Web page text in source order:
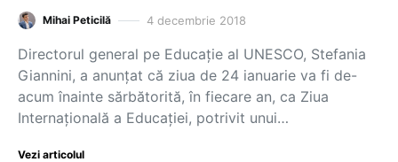
Mihai Peticilă 4 decembrie 2018
Directorul general pe Educație al UNESCO, Stefania
Giannini, a anunțat că ziua de 24 ianuarie va fi de-
acum înainte sărbătorită, în fiecare an, ca Ziua
Internațională a Educației, potrivit unui…
Vezi articolul